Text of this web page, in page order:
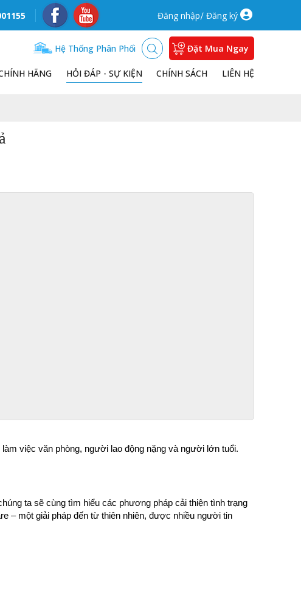
Đăng nhập/ Đăng ký
Hệ Thống Phân Phối Đặt Mua Ngay
HÃNG HỎI ĐÁP - SỰ KIỆN CHÍNH SÁCH LIÊN HỆ
việc văn phòng, người lao động nặng và người lớn tuổi.
ta sẽ cùng tìm hiểu các phương pháp cải thiện tình trạng
– một giải pháp đến từ thiên nhiên, được nhiều người tin